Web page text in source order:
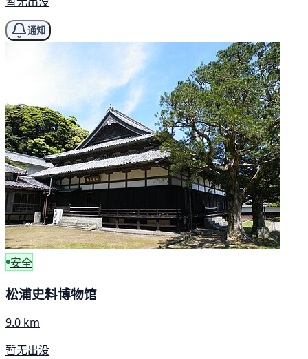
通知
安全
松浦史料博物馆
9.0 km
暂无出没